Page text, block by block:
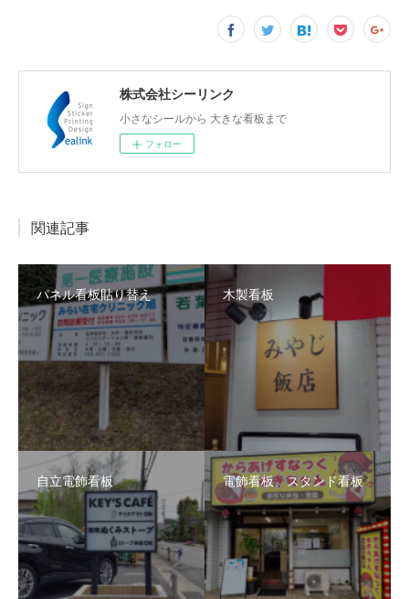
株式会社シーリンク
小さなシールから 大きな看板まで
フォロー
関連記事
パネル看板貼り替え 木製看板
自立電飾看板 電飾看板、スタンド看板